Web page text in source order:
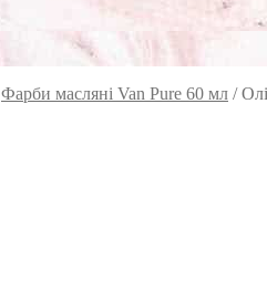
Фарби масляні Van Pure 60 мл /